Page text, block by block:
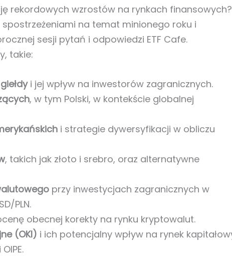
rekordowych wzrostów na rynkach finansowych?
spostrzeżeniami na temat minionego roku i
sesji pytań i odpowiedzi ETF Cafe.
takie:
i jej wpływ na inwestorów zagranicznych.
, w tym Polski, w kontekście globalnej
i strategie dywersyfikacji w obliczu
, takich jak złoto i srebro, oraz alternatywne
przy inwestycjach zagranicznych w
PLN.
obecnej korekty na rynku kryptowalut.
(OKI) i ich potencjalny wpływ na rynek